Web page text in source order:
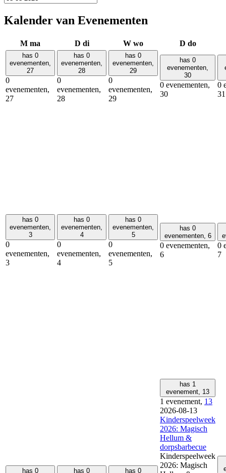
Kalender van Evenementen
M ma D di W wo D do
has 0
evenementen,
27
0
evenementen,
27
has 0
evenementen,
28
0
evenementen,
28
has 0
evenementen,
29
0
evenementen,
29
has 0
evenementen,
30
0 evenementen,
30
0
31
has 0
evenementen,
3
0
evenementen,
3
has 0
evenementen,
4
0
evenementen,
4
has 0
evenementen,
5
0
evenementen,
5
has 0
evenementen, 6
0 evenementen,
6
0
7
has 0 has 0 has 0
has 1
evenement, 13
1 evenement, 13
2026-08-13
Kinderspeelweek
2026: Magisch
Hellum &
dorpsbarbecue
Kinderspeelweek
2026: Magisch